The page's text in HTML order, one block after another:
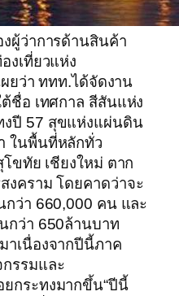
ผู้ว่าการด้านสินค้า
งเที่ยวแห่ง
ยว่า ททท.ได้จัดงาน
ชื่อ เทศกาล สีสันแห่ง
งปี 57 สุขแห่งแผ่นดิน
ในพื้นที่หลักทั่ว
โขทัย เชียงใหม่ ตาก
งคราม โดยคาดว่าจะ
กว่า 660,000 คน และ
กว่า 650ล้านบาท
าเนื่องจากปีนี้ภาค
รรมและ
กระทงมากขึ้น“ปีนี้